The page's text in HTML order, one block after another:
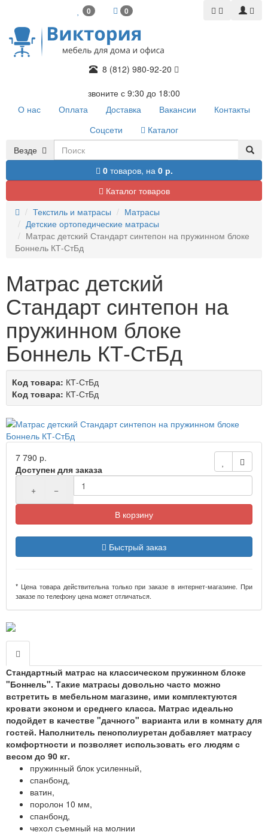
0 0
8 (812) 980-92-20
звоните с 9:30 до 18:00
О нас
Оплата Доставка Вакансии
Контакты
Соцсети
Каталог
Везде
0товаров, на 0 р.
Каталог товаров
Текстиль и матрасы
Матрасы
Детские ортопедические матрасы
Матрас детский Стандарт синтепон на пружинном блоке
Боннель КТ-СтБд
Матрас детский
Стандарт синтепон на
пружинном блоке
Боннель КТ-СтБд
Код товара: КТ-СтБд
Код товара: КТ-СтБд
7 790 р.
Доступен для заказа
+
−
В корзину
Быстрый заказ
* Цена товара действительна только при заказе в интернет-магазине. При
заказе по телефону цена может отличаться.
Стандартный матрас на классическом пружинном блоке
"Боннель". Такие матрасы довольно часто можно
встретить в мебельном магазине, ими комплектуются
кровати эконом и среднего класса. Матрас идеально
подойдет в качестве "дачного" варианта или в комнату для
гостей. Наполнитель пенополиуретан добавляет матрасу
комфортности и позволяет использовать его людям с
весом до 90 кг.
пружинный блок усиленный,
спанбонд,
ватин,
поролон 10 мм,
спанбонд,
чехол съемный на молнии